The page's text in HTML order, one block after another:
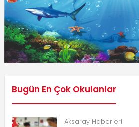
Bugün En Çok Okulanlar
Aksaray Haberleri